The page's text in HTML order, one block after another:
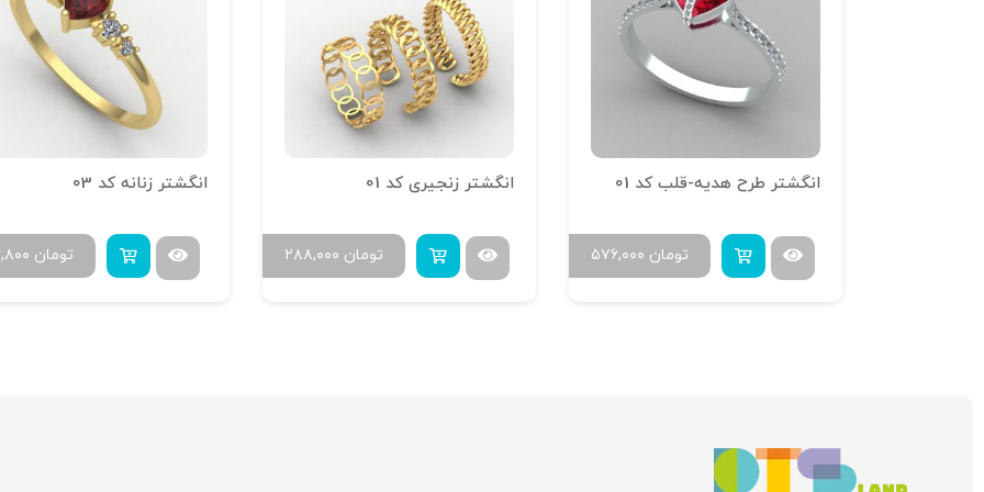
انگشتر طرح هدیه-قلب کد 01
۵۷۶,۰۰۰ تومان
انگشتر زنجیری کد 01
۲۸۸,۰۰۰ تومان
انگشتر زنانه کد 03
تومان